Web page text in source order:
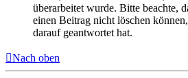
überarbeitet wurde. Bitte beachte,
einen Beitrag nicht löschen
darauf geantwortet hat.
Nach oben